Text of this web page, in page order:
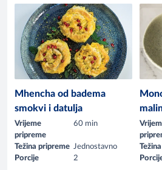
Mhencha od badema
smokvi i datulja
Vrijeme
pripreme
60 min
Težina pripreme Jednostavno
Porcije
2